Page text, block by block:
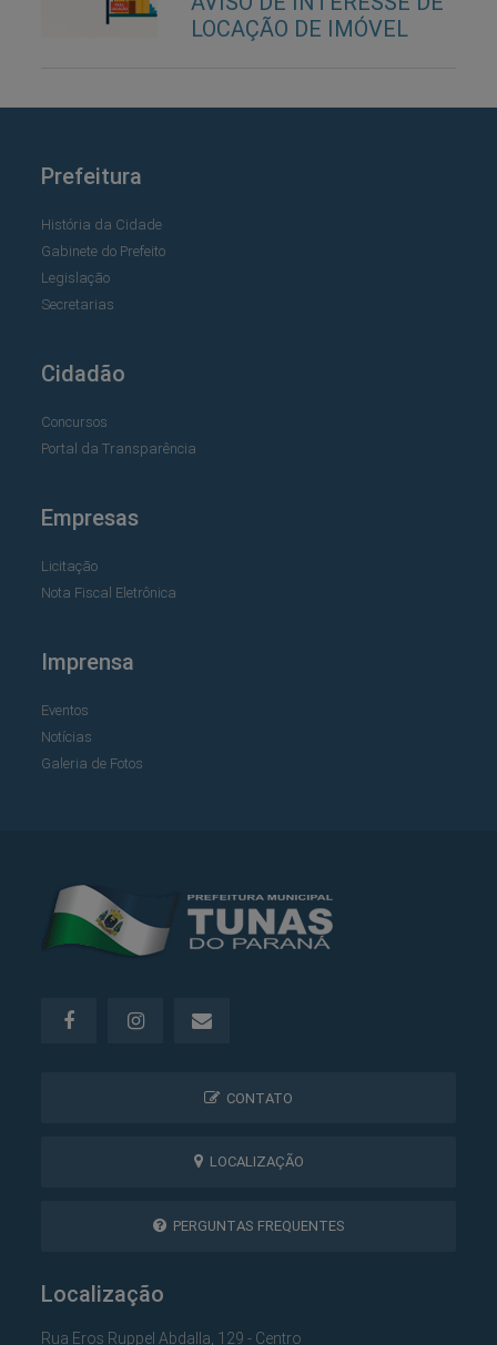
LOCAÇÃO DE IMÓVEL
Prefeitura
História da Cidade
Gabinete do Prefeito
Legislação
Secretarias
Cidadão
Concursos
Portal da Transparência
Empresas
Licitação
Nota Fiscal Eletrônica
Imprensa
Eventos
Notícias
Galeria de Fotos
CONTATO
LOCALIZAÇÃO
PERGUNTAS FREQUENTES
Localização
Rua Eros Ruppel Abdalla, 129 - Centro